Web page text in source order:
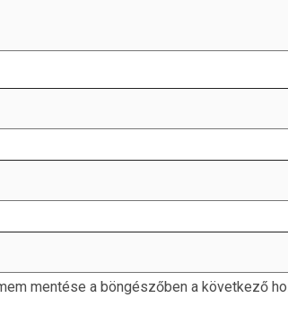
mentése a böngészőben a következő